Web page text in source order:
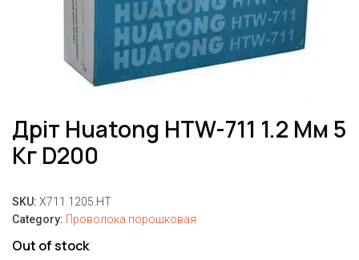
Дріт Huatong HTW-711 1.2 Мм 5
Кг D200
SKU: X711.1205.HT
Category: Проволока порошковая
Out of stock
Повернення та обмін
Контакти